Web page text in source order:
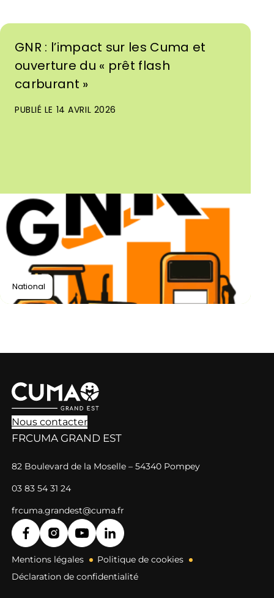
GNR : l’impact sur les Cuma et
ouverture du « prêt flash
carburant »
PUBLIÉ LE 14 AVRIL 2026
National
Nous contacter
FRCUMA GRAND EST
82 Boulevard de la Moselle – 54340 Pompey
03 83 54 31 24
frcuma.grandest@cuma.fr
Mentions légales
Politique de cookies
Déclaration de confidentialité